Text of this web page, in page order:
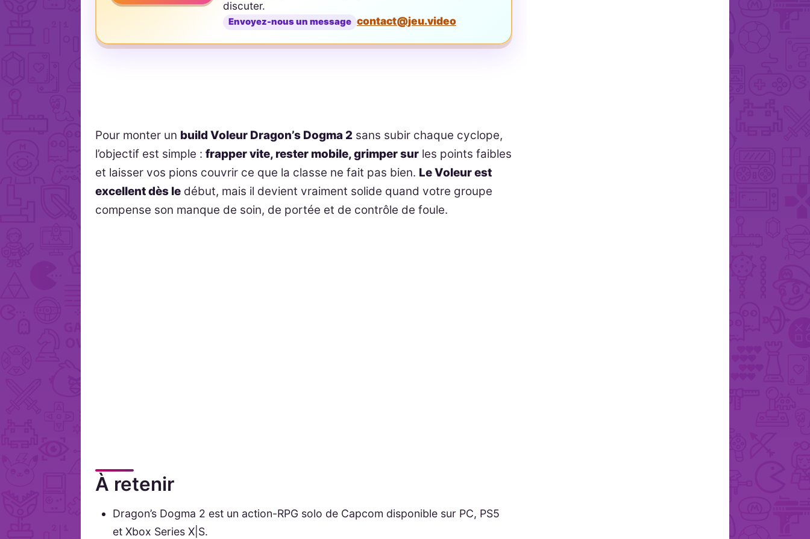
discuter.
Envoyez-nous un message contact@jeu.video
Pour monter un build Voleur Dragon’s Dogma 2 sans subir chaque cyclope,
l’objectif est simple :frapper vite, rester mobile, grimper sur les points faibles
et laisser vos pions couvrir ce que la classe ne fait pas bien. Le Voleur est
excellent dès le début, mais il devient vraiment solide quand votre groupe
compense son manque de soin, de portée et de contrôle de foule.
À retenir
Dragon’s Dogma 2 est un action-RPG solo de Capcom disponible sur PC, PS5
et Xbox Series X|S.